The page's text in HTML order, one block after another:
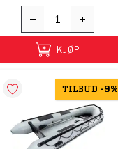
KJØP
TILBUD -9%